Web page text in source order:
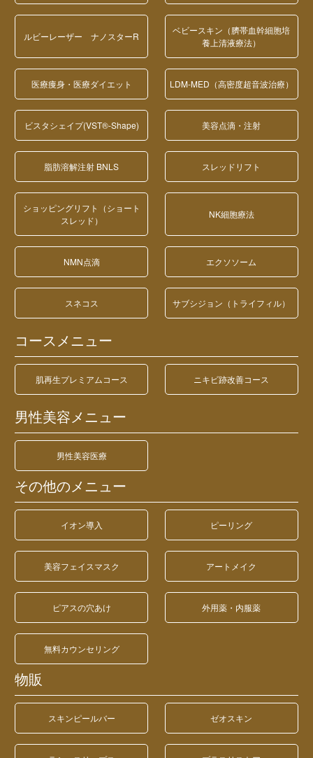
ルビーレーザー ナノスターR
ベビースキン（臍帯血幹細胞培
養上清液療法）
医療痩身・医療ダイエット LDM-MED（高密度超音波治療）
ビスタシェイプ(VST®-Shape) 美容点滴・注射
脂肪溶解注射 BNLS スレッドリフト
ショッピングリフト（ショート
スレッド）
NK細胞療法
NMN点滴 エクソソーム
スネコス サブシジョン（トライフィル）
コースメニュー
肌再生プレミアムコース ニキビ跡改善コース
男性美容メニュー
男性美容医療
その他のメニュー
イオン導入 ピーリング
美容フェイスマスク アートメイク
ピアスの穴あけ 外用薬・内服薬
無料カウンセリング
物販
スキンピールバー ゼオスキン